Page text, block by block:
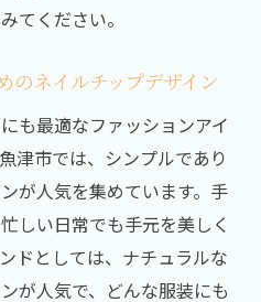
てください。
のネイルチップデザイン
も最適なファッションアイ
津市では、シンプルであり
が人気を集めています。手
しい日常でも手元を美しく
ドとしては、ナチュラルな
が人気で、どんな服装にも